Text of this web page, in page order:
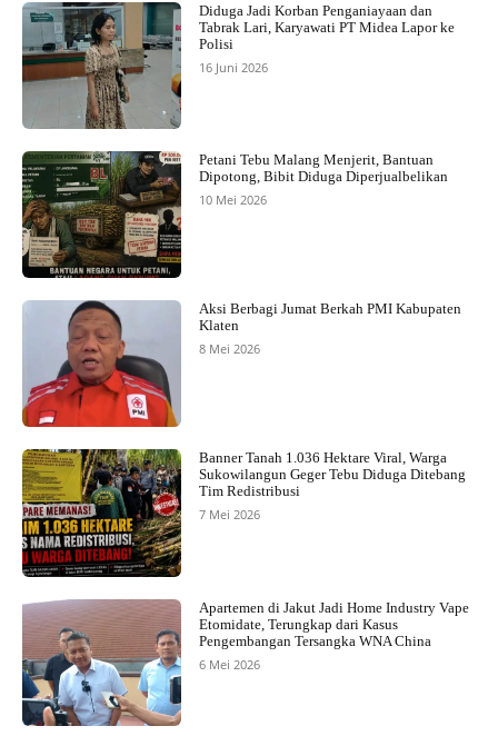
Diduga Jadi Korban Penganiayaan dan
Tabrak Lari, Karyawati PT Midea Lapor ke
Polisi
16 Juni 2026
Petani Tebu Malang Menjerit, Bantuan
Dipotong, Bibit Diduga Diperjualbelikan
10 Mei 2026
Aksi Berbagi Jumat Berkah PMI Kabupaten
Klaten
8 Mei 2026
Banner Tanah 1.036 Hektare Viral, Warga
Sukowilangun Geger Tebu Diduga Ditebang
Tim Redistribusi
7 Mei 2026
Apartemen di Jakut Jadi Home Industry Vape
Etomidate, Terungkap dari Kasus
Pengembangan Tersangka WNA China
6 Mei 2026